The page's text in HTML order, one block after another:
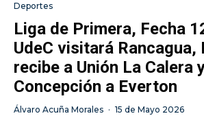
Deportes
Liga de Primera, Fecha
UdeC visitará Rancagua,
recibe a Unión La Calera
Concepción a Everton
Álvaro Acuña Morales · 15 de Mayo 2026